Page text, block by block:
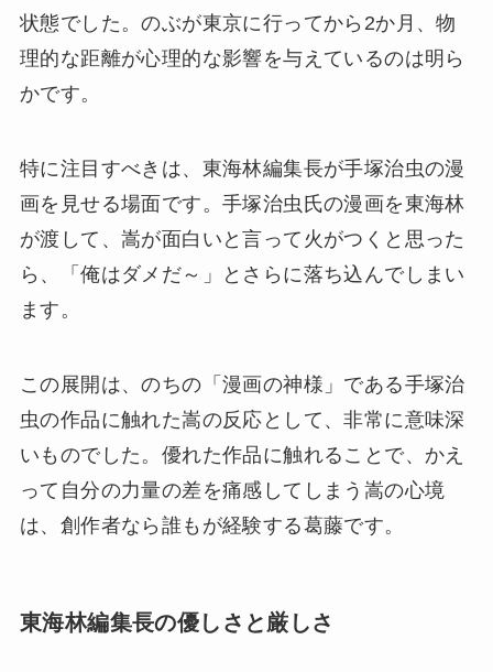
状態でした。のぶが東京に行ってから2か月、物
理的な距離が心理的な影響を与えているのは明ら
かです。
特に注目すべきは、東海林編集長が手塚治虫の漫
画を見せる場面です。手塚治虫氏の漫画を東海林
が渡して、嵩が面白いと言って火がつくと思った
ら、「俺はダメだ～」とさらに落ち込んでしまい
ます。
この展開は、のちの「漫画の神様」である手塚治
虫の作品に触れた嵩の反応として、非常に意味深
いものでした。優れた作品に触れることで、かえ
って自分の力量の差を痛感してしまう嵩の心境
は、創作者なら誰もが経験する葛藤です。
東海林編集長の優しさと厳しさ